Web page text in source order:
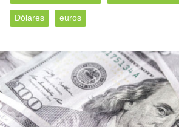
Dólares euros